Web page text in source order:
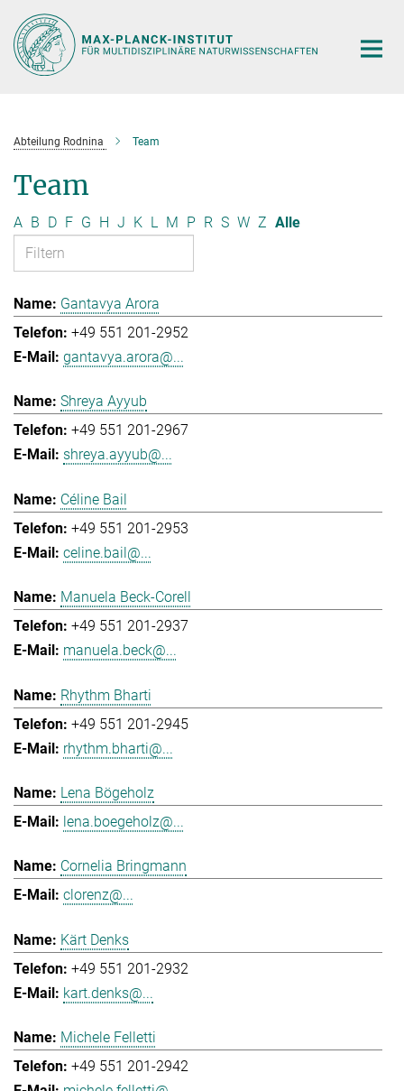
Hauptinhalt
Abteilung Rodnina Team
Team
A B D F G H J K L M P R S W Z Alle
Gantavya Arora
+49 551 201-2952
gantavya.arora@...
Shreya Ayyub
+49 551 201-2967
shreya.ayyub@...
Céline Bail
+49 551 201-2953
celine.bail@...
Manuela Beck-Corell
+49 551 201-2937
manuela.beck@...
Rhythm Bharti
+49 551 201-2945
rhythm.bharti@...
Lena Bögeholz
lena.boegeholz@...
Cornelia Bringmann
clorenz@...
Kärt Denks
+49 551 201-2932
kart.denks@...
Michele Felletti
+49 551 201-2942